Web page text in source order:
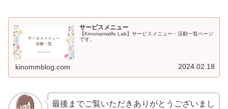
サービスメニュー
【Kinomamalife Lab】サービスメニュー・活動一覧ページ
です。
kinommblog.com 2024.02.18
最後までご覧いただきありがとうございまし